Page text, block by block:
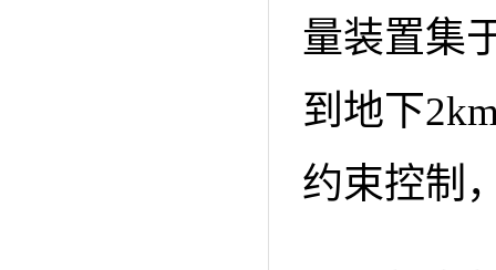
量装置集
到地下
约束控制